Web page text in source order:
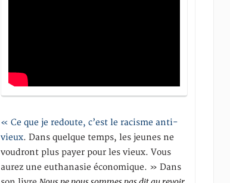
« Ce que je redoute, c’est le racisme anti-
vieux. Dans quelque temps, les jeunes ne
voudront plus payer pour les vieux. Vous
aurez une euthanasie économique. » Dans